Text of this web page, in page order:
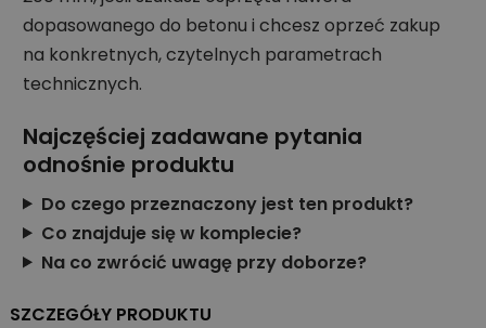
dopasowanego do betonu i chcesz oprzeć zakup
na konkretnych, czytelnych parametrach
technicznych.
Najczęściej zadawane pytania
odnośnie produktu
Do czego przeznaczony jest ten produkt?
Co znajduje się w komplecie?
Na co zwrócić uwagę przy doborze?
SZCZEGÓŁY PRODUKTU